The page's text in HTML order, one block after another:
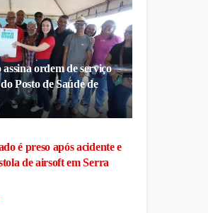
ordem de serviço
Posto de Saúde de
é preso após acidente e
de airsoft em Serra